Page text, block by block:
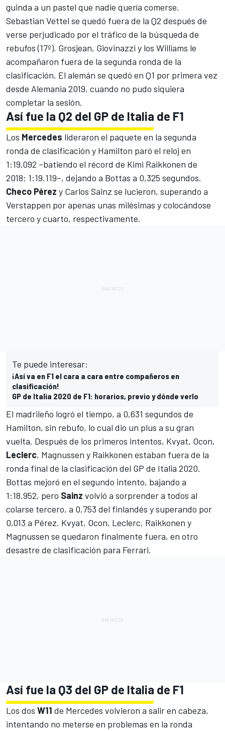
guinda a un pastel que nadie quería comerse.
Sebastian Vettel se quedó fuera de la Q2 después de
verse perjudicado por el tráfico de la búsqueda de
rebufos (17º). Grosjean, Giovinazzi y los Williams le
acompañaron fuera de la segunda ronda de la
clasificación. El alemán se quedó en Q1 por primera vez
desde Alemania 2019, cuando no pudo siquiera
completar la sesión.
Así fue la Q2 del GP de Italia de F1
Los Mercedes lideraron el paquete en la segunda
ronda de clasificación y Hamilton paró el reloj en
1:19.092 –batiendo el récord de Kimi Raikkonen de
2018: 1:19.119–, dejando a Bottas a 0,325 segundos.
Checo Pérez y Carlos Sainz se lucieron, superando a
Verstappen por apenas unas milésimas y colocándose
tercero y cuarto, respectivamente.
Te puede interesar:
¡Así va en F1 el cara a cara entre compañeros en
clasificación!
GP de Italia 2020 de F1: horarios, previo y dónde verlo
El madrileño logró el tiempo, a 0,631 segundos de
Hamilton, sin rebufo, lo cual dio un plus a su gran
vuelta. Después de los primeros intentos, Kvyat, Ocon,
Leclerc, Magnussen y Raikkonen estaban fuera de la
ronda final de la clasificación del GP de Italia 2020.
Bottas mejoró en el segundo intento, bajando a
1:18.952, pero Sainz volvió a sorprender a todos al
colarse tercero, a 0,753 del finlandés y superando por
0,013 a Pérez. Kvyat, Ocon, Leclerc, Raikkonen y
Magnussen se quedaron finalmente fuera, en otro
desastre de clasificación para Ferrari.
Así fue la Q3 del GP de Italia de F1
Los dos W11 de Mercedes volvieron a salir en cabeza,
intentando no meterse en problemas en la ronda